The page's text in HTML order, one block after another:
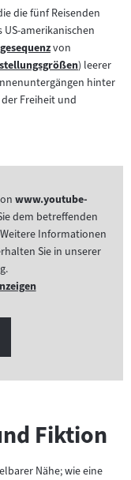
die fünf Reisenden
amerikanischen
von
) leerer
hinter
Freiheit und
www.youtube-
dem betreffenden
Informationen
Sie in unserer
Fiktion
Nähe; wie eine